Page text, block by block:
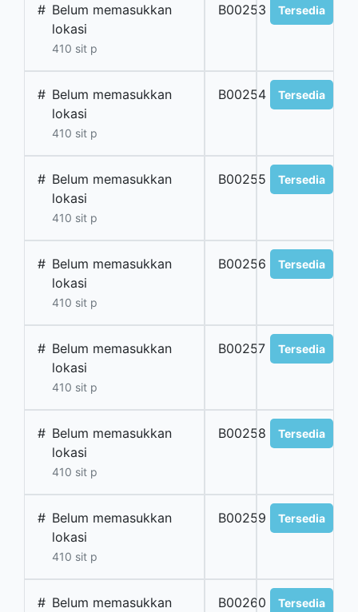
# Belum memasukkan
lokasi
410 sit p
B00253 Tersedia
# Belum memasukkan
lokasi
410 sit p
B00254 Tersedia
# Belum memasukkan
lokasi
410 sit p
B00255 Tersedia
# Belum memasukkan
lokasi
410 sit p
B00256 Tersedia
# Belum memasukkan
lokasi
410 sit p
B00257 Tersedia
# Belum memasukkan
lokasi
410 sit p
B00258 Tersedia
# Belum memasukkan
lokasi
410 sit p
B00259 Tersedia
# Belum memasukkan
B00260 Tersedia